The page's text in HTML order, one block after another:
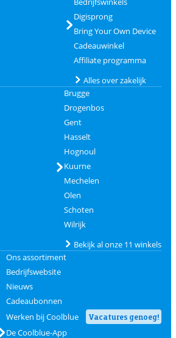
Digisprong
Bring Your Own Device
Cadeauwinkel
Affiliate programma
Alles over zakelijk
Brugge
Drogenbos
Gent
Hasselt
Hognoul
Kuurne
Mechelen
Olen
Schoten
Wilrijk
Bekijk al onze 11 winkels
Ons assortiment
Bedrijfswebsite
Nieuws
Cadeaubonnen
Werken bij Coolblue
Vacatures genoeg!
De Coolblue-App